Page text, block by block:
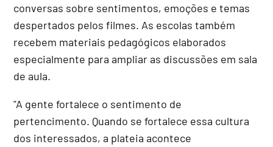
conversas sobre sentimentos, emoções e temas
despertados pelos filmes. As escolas também
recebem materiais pedagógicos elaborados
especialmente para ampliar as discussões em sala
de aula.
"A gente fortalece o sentimento de
pertencimento. Quando se fortalece essa cultura
dos interessados, a plateia acontece